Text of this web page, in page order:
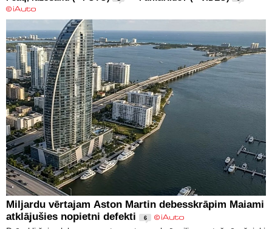
Miljardu vērtajam Aston Martin debesskrāpim Maiami
atklājušies nopietni defekti
6